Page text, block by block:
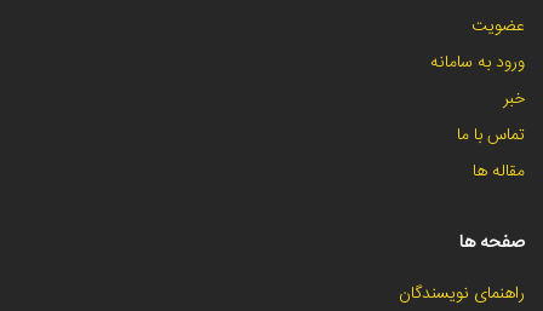
عضویت
ورود به سامانه
خبر
تماس با ما
مقاله ها
صفحه ها
راهنمای نویسندگان